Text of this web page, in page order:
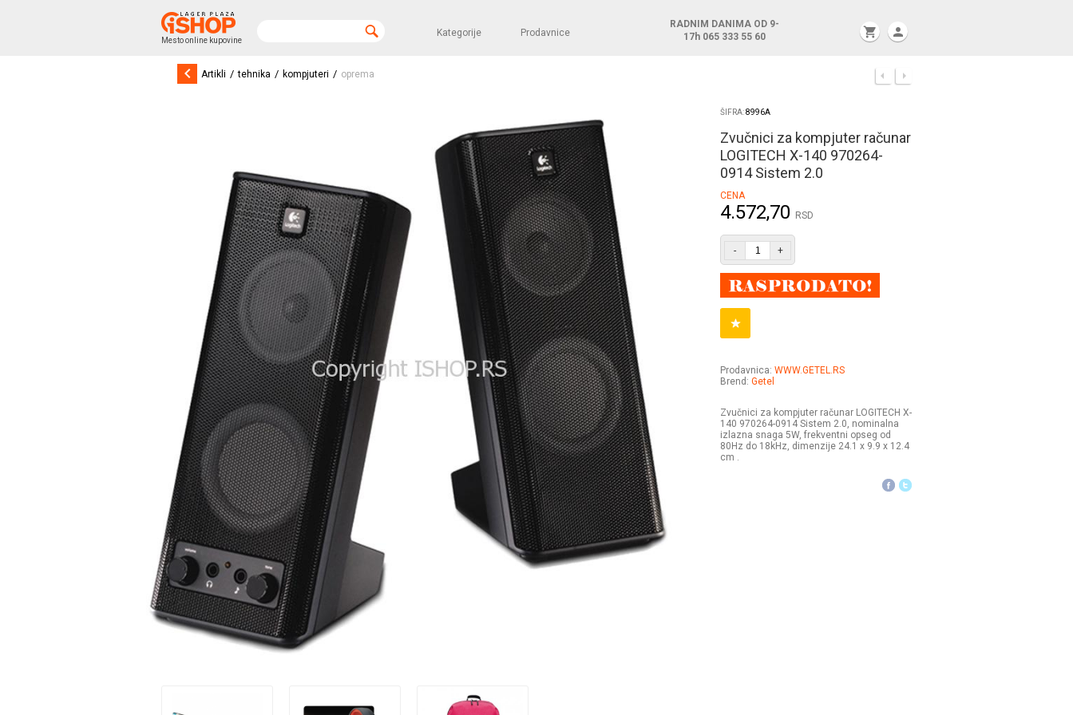
Mesto online kupovine
Kategorije Prodavnice
RADNIM DANIMA OD 9-
17h 065 333 55 60 shopping_cart person
keyboard_arrow_left Artikli / tehnika / kompjuteri / oprema
ŠIFRA:8996A
Zvučnici za kompjuter računar
LOGITECH X-140 970264-
0914 Sistem 2.0
CENA
4.572,70 RSD
- +
Prodavnica: WWW.GETEL.RS
Brend: Getel
Zvučnici za kompjuter računar LOGITECH X-
140 970264-0914 Sistem 2.0, nominalna
izlazna snaga 5W, frekventni opseg od
80Hz do 18kHz, dimenzije 24.1 x 9.9 x 12.4
cm .